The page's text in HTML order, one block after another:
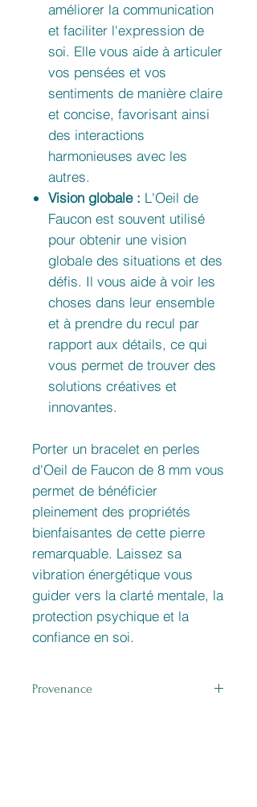
améliorer la communication
et faciliter l'expression de
soi. Elle vous aide à articuler
vos pensées et vos
sentiments de manière claire
et concise, favorisant ainsi
des interactions
harmonieuses avec les
autres.
Vision globale : L'Oeil de
Faucon est souvent utilisé
pour obtenir une vision
globale des situations et des
défis. Il vous aide à voir les
choses dans leur ensemble
et à prendre du recul par
rapport aux détails, ce qui
vous permet de trouver des
solutions créatives et
innovantes.
Porter un bracelet en perles
d'Oeil de Faucon de 8 mm vous
permet de bénéficier
pleinement des propriétés
bienfaisantes de cette pierre
remarquable. Laissez sa
vibration énergétique vous
guider vers la clarté mentale, la
protection psychique et la
confiance en soi.
Provenance